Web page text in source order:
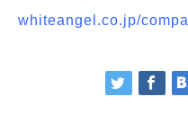
whiteangel.co.jp/